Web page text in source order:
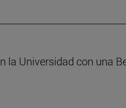
la Universidad con una